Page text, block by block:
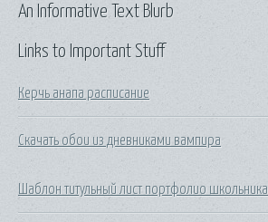
Links to Important Stuff
Керчь анапа расписание
Скачать обои из дневниками вампира
Шаблон титульный лист портфолио школьника
An Informative Text Blurb